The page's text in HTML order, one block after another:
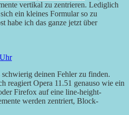
vertikal zu zentrieren. Lediglich
ein kleines Formular so zu
habe ich das ganze jetzt über
deinen Fehler zu finden.
reagiert Opera 11.51 genauso wie ein
Firefox auf eine line-height-
werden zentriert, Block-